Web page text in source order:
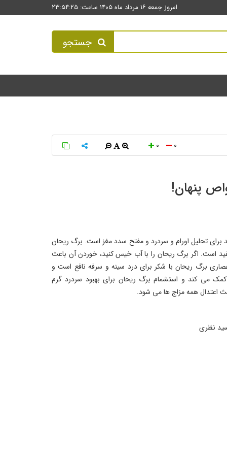
امروز جمعه ۱۶ مرداد ماه ۱۴۰۵ ساعت: ۲۳:۵۴:۲۵
جستجو
0
0
پنهان!
تحلیل اورام و سردرد و مفتح سدد مغز است. برگ ریحان
است. اگر برگ ریحان را با آب خیس کنید، خوردن آن باعث
برگ ریحان با شکر برای درد سینه و سرفه نافع است و
می کند و استشمام برگ ریحان برای بهبود سردرد گرم
اعتدال همه مزاج ها می شود.
نظری